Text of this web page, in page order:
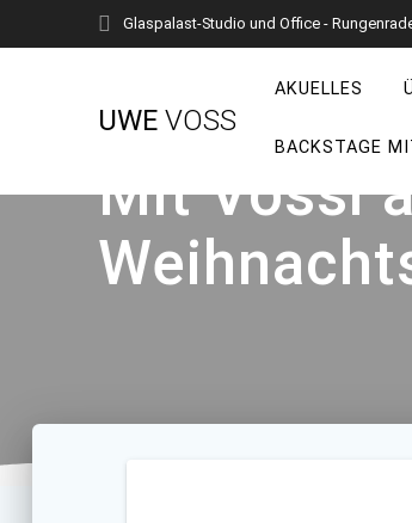
Glaspalast-Studio und Office -
UWE VOSS
AKUELLES
BACKSTAGE
Mit Vossi